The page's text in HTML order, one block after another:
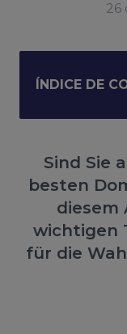
26
ÍNDICE DE
Sind Sie
besten
diesem
wichtigen
für die